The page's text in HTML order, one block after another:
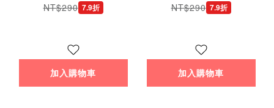
NT$290 7.9折
加入購物車
NT$290 7.9折
加入購物車